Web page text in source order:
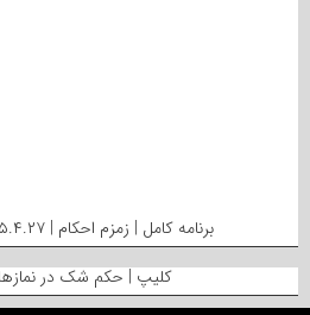
برنامه کامل | زمزم احکام | ۱۴۰۵.۴.۲۷ | استاد محمدی
کلیپ | حکم شک در